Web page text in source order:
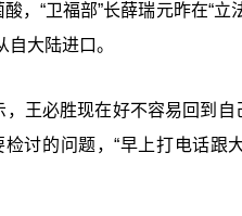
，“卫福部”长薛瑞元昨在“
大陆进口。
王必胜现在好不容易回到
讨的问题，“早上打电话跟